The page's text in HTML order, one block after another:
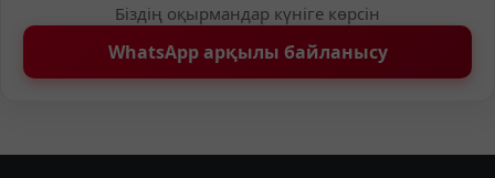
Біздің оқырмандар күніге көрсін
WhatsApp арқылы байланысу